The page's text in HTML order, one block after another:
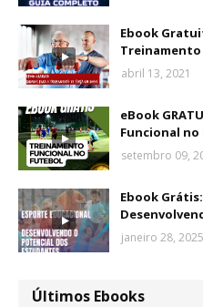
Ebook
Treinamento
abril 13, 2021
eBook
Funcional
setembro 09,
Ebook
janeiro 28, 2025
Últimos Ebooks